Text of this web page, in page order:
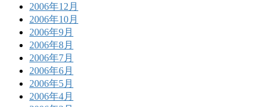
2006年12月
2006年10月
2006年9月
2006年8月
2006年7月
2006年6月
2006年5月
2006年4月